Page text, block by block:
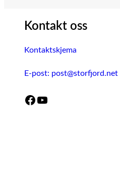
Kontakt oss
Kontaktskjema
E-post: post@storfjord.net
Facebook YouTube